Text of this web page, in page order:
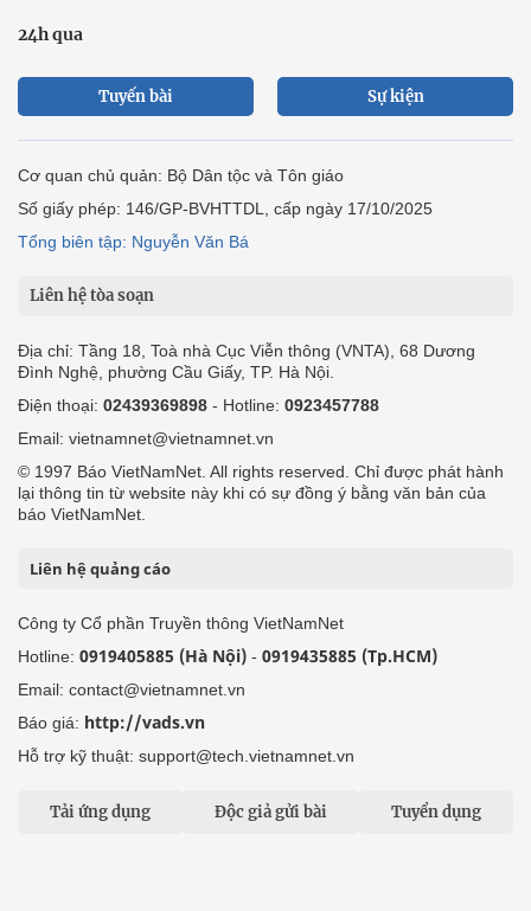
24h qua
Tuyến bài Sự kiện
Cơ quan chủ quản: Bộ Dân tộc và Tôn giáo
Số giấy phép: 146/GP-BVHTTDL, cấp ngày 17/10/2025
Tổng biên tập: Nguyễn Văn Bá
Liên hệ tòa soạn
Địa chỉ: Tầng 18, Toà nhà Cục Viễn thông (VNTA), 68 Dương
Đình Nghệ, phường Cầu Giấy, TP. Hà Nội.
Điện thoại: 02439369898 - Hotline: 0923457788
Email: vietnamnet@vietnamnet.vn
© 1997 Báo VietNamNet. All rights reserved. Chỉ được phát hành
lại thông tin từ website này khi có sự đồng ý bằng văn bản của
báo VietNamNet.
Liên hệ quảng cáo
Công ty Cổ phần Truyền thông VietNamNet
Hotline: 0919405885 (Hà Nội) - 0919435885 (Tp.HCM)
Email: contact@vietnamnet.vn
Báo giá: http://vads.vn
Hỗ trợ kỹ thuật: support@tech.vietnamnet.vn
Tải ứng dụng Độc giả gửi bài Tuyển dụng